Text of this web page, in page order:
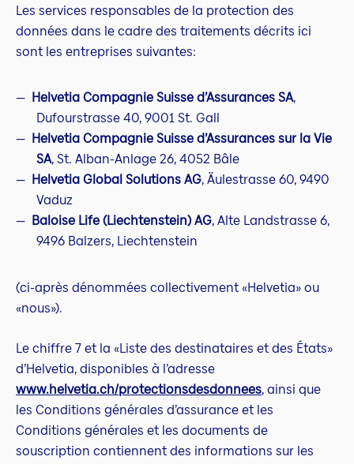
Les services responsables de la protection des
données dans le cadre des traitements décrits ici
sont les entreprises suivantes:
Helvetia Compagnie Suisse d’Assurances SA,
Dufourstrasse 40, 9001 St. Gall
Helvetia Compagnie Suisse d’Assurances sur la Vie
SA, St. Alban-Anlage 26, 4052 Bâle
Helvetia Global Solutions AG, Äulestrasse 60, 9490
Vaduz
Baloise Life (Liechtenstein) AG, Alte Landstrasse 6,
9496 Balzers, Liechtenstein
(ci-après dénommées collectivement «Helvetia» ou
«nous»).
Le chiffre 7 et la «Liste des destinataires et des États»
d’Helvetia, disponibles à l’adresse
www.helvetia.ch/protectionsdesdonnees, ainsi que
les Conditions générales d’assurance et les
Conditions générales et les documents de
souscription contiennent des informations sur les